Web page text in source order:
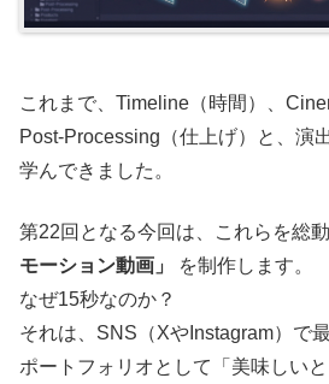
これまで、Timeline（時間）、
Post-Processing（仕上げ）と、演
学んできました。
第22回となる今回は、これらを総
モーション動画」
を制作します。
なぜ15秒なのか？
それは、SNS（XやInstagram）で
ポートフォリオとして「美味しい